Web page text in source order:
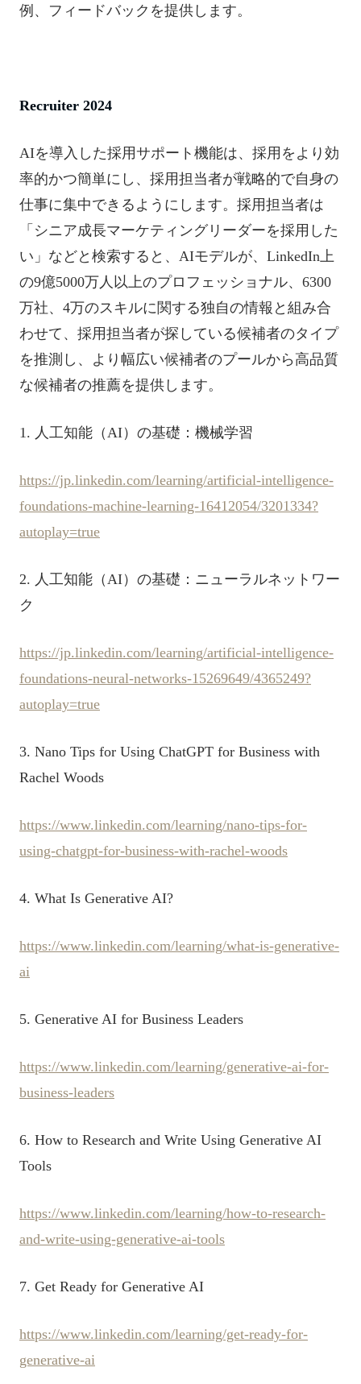
例、フィードバックを提供します。
Recruiter 2024
AIを導入した採用サポート機能は、採用をより効
率的かつ簡単にし、採用担当者が戦略的で自身の
仕事に集中できるようにします。採用担当者は
「シニア成長マーケティングリーダーを採用した
い」などと検索すると、AIモデルが、LinkedIn上
の9億5000万人以上のプロフェッショナル、6300
万社、4万のスキルに関する独自の情報と組み合
わせて、採用担当者が探している候補者のタイプ
を推測し、より幅広い候補者のプールから高品質
な候補者の推薦を提供します。
1. 人工知能（AI）の基礎：機械学習
https://jp.linkedin.com/learning/artificial-intelligence-
foundations-machine-learning-16412054/3201334?
autoplay=true
2. 人工知能（AI）の基礎：ニューラルネットワー
ク
https://jp.linkedin.com/learning/artificial-intelligence-
foundations-neural-networks-15269649/4365249?
autoplay=true
3. Nano Tips for Using ChatGPT for Business with
Rachel Woods
https://www.linkedin.com/learning/nano-tips-for-
using-chatgpt-for-business-with-rachel-woods
4. What Is Generative AI?
https://www.linkedin.com/learning/what-is-generative-
ai
5. Generative AI for Business Leaders
https://www.linkedin.com/learning/generative-ai-for-
business-leaders
6. How to Research and Write Using Generative AI
Tools
https://www.linkedin.com/learning/how-to-research-
and-write-using-generative-ai-tools
7. Get Ready for Generative AI
https://www.linkedin.com/learning/get-ready-for-
generative-ai